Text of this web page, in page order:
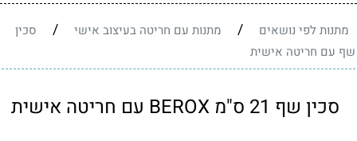
מתנות לפי נושאים / מתנות עם חריטה בעיצוב אישי /
סכין
שף עם חריטה אישית
סכין שף 21 ס"מ BEROX עם חריטה אישית